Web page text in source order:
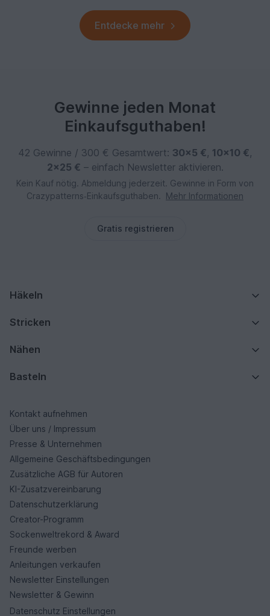
Entdecke mehr
Gewinne jeden Monat
Einkaufsguthaben!
42 Gewinne / 300 € Gesamtwert: 30×5 €, 10×10 €,
2×25 € – einfach Newsletter aktivieren.
Kein Kauf nötig. Abmeldung jederzeit. Gewinne in Form von
Crazypatterns‑Einkaufsguthaben.
Mehr Informationen
Gratis registrieren
Häkeln
Stricken
Nähen
Basteln
Kontakt aufnehmen
Über uns / Impressum
Presse & Unternehmen
Allgemeine Geschäftsbedingungen
Zusätzliche AGB für Autoren
KI-Zusatzvereinbarung
Datenschutzerklärung
Creator-Programm
Sockenweltrekord & Award
Freunde werben
Anleitungen verkaufen
Newsletter Einstellungen
Newsletter & Gewinn
Datenschutz Einstellungen